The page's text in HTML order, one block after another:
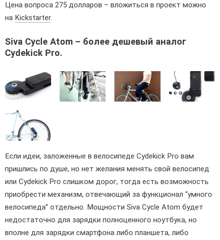
Цена вопроса 275 долларов – вложиться в проект можно
на Kickstarter.
Siva Cycle Atom – более дешевый аналог
Cydekick Pro.
Если идеи, заложенные в велосипеде Cydekick Pro вам
пришлись по душе, но нет желания менять свой велосипед
или Cydekick Pro слишком дорог, тогда есть возможность
приобрести механизм, отвечающий за функционал “умного
велосипеда” отдельно. Мощности Siva Cycle Atom будет
недостаточно для зарядки полноценного ноутбука, но
вполне для зарядки смартфона либо планшета, либо